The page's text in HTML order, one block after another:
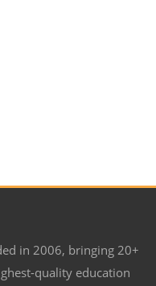
in 2006, bringing 20+
quality education